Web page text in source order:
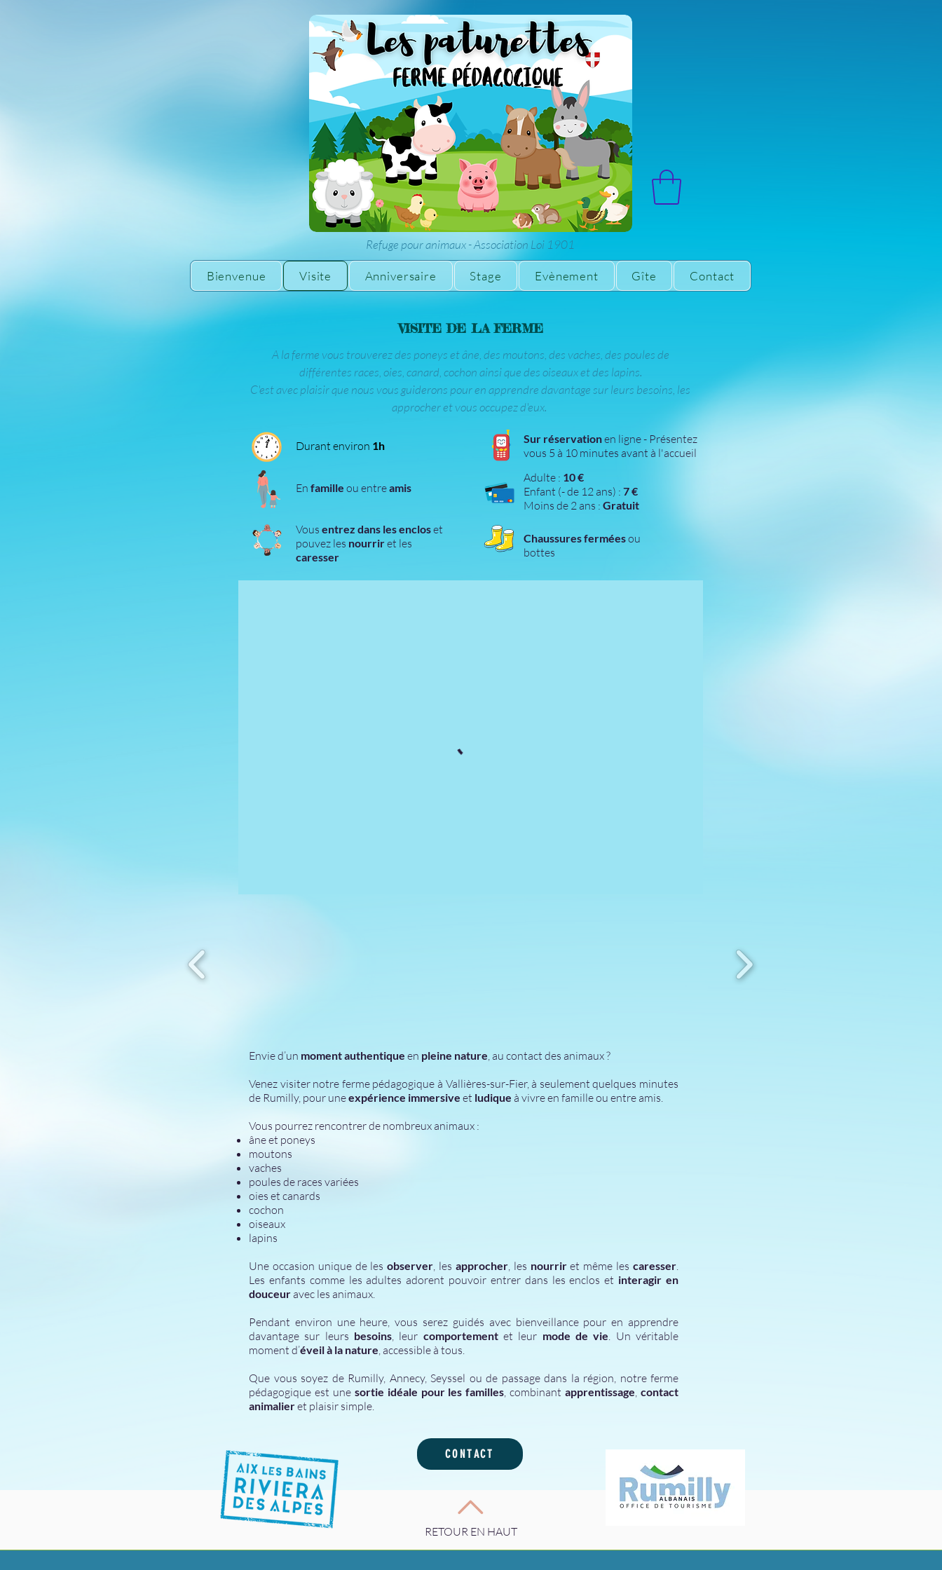
Refuge pour animaux - Association Loi 1901
Bienvenue Visite Anniversaire Stage Evènement Gîte Contact
VISITE DE LA FERME
A la ferme vous trouverez des poneys et âne, des moutons, des vaches, des poules de
différentes races, oies, canard, cochon ainsi que des oiseaux et des lapins.
C'est avec plaisir que nous vous guiderons pour en apprendre davantage sur leurs besoins, les
approcher et vous occupez d'eux.
Durant environ 1h
En famille ou entreamis
Vous entrez dans les encloset
pouvez les nourriret les
caresser
Sur réservationen ligne- Présentez
vous 5 à 10 minutes avant à l'accueil
Adulte : 10 €
Enfant (- de 12 ans) : 7 €
Moins de 2 ans : Gratuit
Chaussures ferméesou
bottes
Envie d’un moment authentique en pleine nature, au contact des animaux ?
Venez visiter notre ferme pédagogique à Vallières-sur-Fier, à seulement quelques minutes
de Rumilly, pour uneexpérience immersive et ludique à vivre en famille ou entre amis.
Vous pourrez rencontrer de nombreux animaux :
âne et poneys
moutons
vaches
poules de races variées
oies et canards
cochon
oiseaux
lapins
Une occasion unique de lesobserver, les approcher, les nourriret même lescaresser.
Les enfants comme les adultes adorent pouvoir entrer dans les enclos et interagir en
douceur avec les animaux.
Pendant environ une heure, vous serez guidés avec bienveillance pour en apprendre
davantage sur leurs besoins, leur comportementet leur mode de vie. Un véritable
moment d’éveil à la nature, accessible à tous.
Que vous soyez de Rumilly, Annecy, Seyssel ou de passage dans la région, notre ferme
pédagogique est une sortie idéale pour les familles, combinantapprentissage,contact
animalieret plaisir simple.
CONTACT
RETOUR EN HAUT